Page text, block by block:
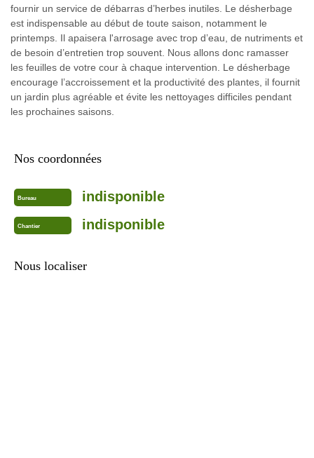
fournir un service de débarras d’herbes inutiles. Le désherbage
est indispensable au début de toute saison, notamment le
printemps. Il apaisera l'arrosage avec trop d’eau, de nutriments et
de besoin d’entretien trop souvent. Nous allons donc ramasser
les feuilles de votre cour à chaque intervention. Le désherbage
encourage l’accroissement et la productivité des plantes, il fournit
un jardin plus agréable et évite les nettoyages difficiles pendant
les prochaines saisons.
Nos coordonnées
Bureau indisponible
Chantier indisponible
Nous localiser